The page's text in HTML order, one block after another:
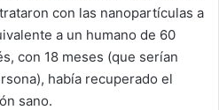
con las nanopartículas a
a un humano de 60
con 18 meses (que serían
había recuperado el
sano.